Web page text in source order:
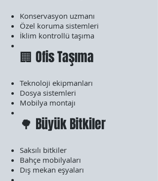
Konservasyon uzmanı
Özel koruma sistemleri
İklim kontrollü taşıma
🏢 Ofis Taşıma
Teknoloji ekipmanları
Dosya sistemleri
Mobilya montajı
🌳 Büyük Bitkiler
Saksılı bitkiler
Bahçe mobilyaları
Dış mekan eşyaları